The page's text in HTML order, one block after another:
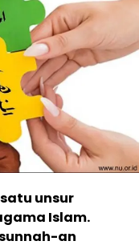
unsur
Islam.
an